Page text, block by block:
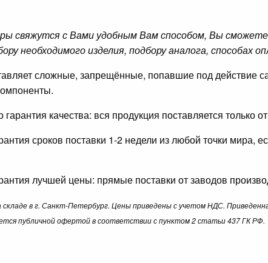
свяжутся с Вами удобным Вам способом, Вы
необходимого изделия, подбору аналога, способах
сложные, запрещённые, попавшие под действие
гарантия качества: вся продукция поставляется только
сроков поставки 1-2 недели из любой точки мира,
лучшей цены: прямые поставки от заводов
складе в г. Санкт-Петербург. Цены приведены с учетом НДС.
публичной офертой в соответствии с пунктом 2 статьи 437 ГК РФ.